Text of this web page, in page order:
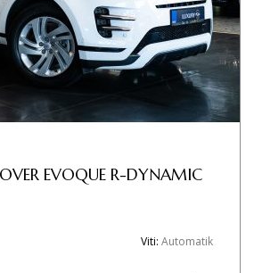
EVOQUE R-DYNAMIC
Viti: Automatik